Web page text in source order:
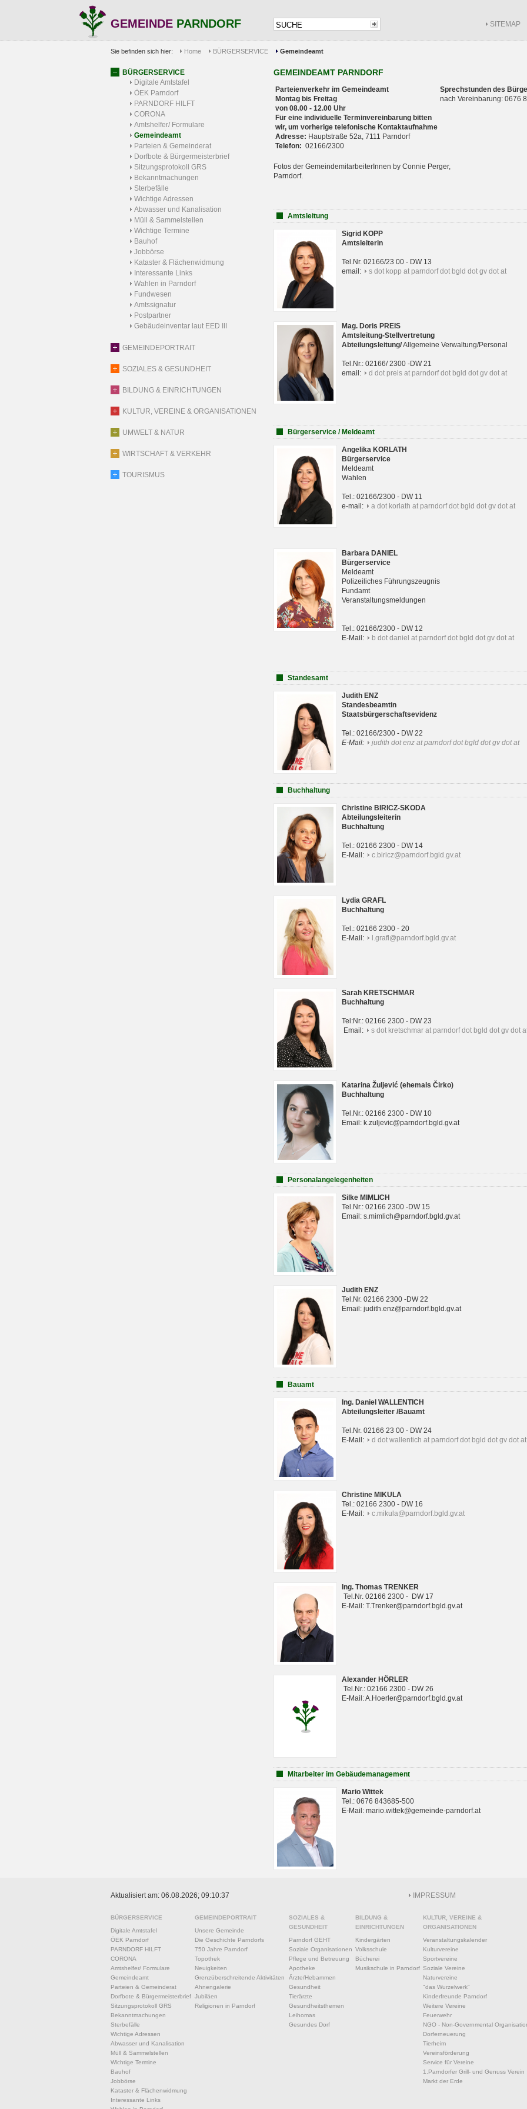
GEMEINDE PARNDORF SITEMAP
Sie befinden sich hier: Home BÜRGERSERVICE Gemeindeamt
BÜRGERSERVICE
Digitale Amtstafel
ÖEK Parndorf
PARNDORF HILFT
CORONA
Amtshelfer/ Formulare
Gemeindeamt
Parteien & Gemeinderat
Dorfbote & Bürgermeisterbrief
Sitzungsprotokoll GRS
Bekanntmachungen
Sterbefälle
Wichtige Adressen
Abwasser und Kanalisation
Müll & Sammelstellen
Wichtige Termine
Bauhof
Jobbörse
Kataster & Flächenwidmung
Interessante Links
Wahlen in Parndorf
Fundwesen
Amtssignatur
Postpartner
Gebäudeinventar laut EED III
GEMEINDEPORTRAIT
SOZIALES & GESUNDHEIT
BILDUNG & EINRICHTUNGEN
KULTUR, VEREINE & ORGANISATIONEN
UMWELT & NATUR
WIRTSCHAFT & VERKEHR
TOURISMUS
GEMEINDEAMT PARNDORF
Parteienverkehr im Gemeindeamt
Montag bis Freitag
von 08.00 - 12.00 Uhr
Für eine individuelle Terminvereinbarung bitten
wir, um vorherige telefonische Kontaktaufnahme
Adresse: Hauptstraße 52a, 7111 Parndorf
Telefon: 02166/2300
Sprechstunden des
nach Vereinbarung: 0676
Fotos der GemeindemitarbeiterInnen by Connie Perger,
Parndorf.
Amtsleitung
Sigrid KOPP
Amtsleiterin
Tel.Nr. 02166/23 00 - DW 13
email:
s dot kopp at parndorf dot bgld dot gv dot at
Mag. Doris PREIS
Amtsleitung-Stellvertretung
Abteilungsleitung/Allgemeine Verwaltung/Personal
Tel.Nr.: 02166/ 2300 -DW 21
email:
d dot preis at parndorf dot bgld dot gv dot at
Bürgerservice / Meldeamt
Angelika KORLATH
Bürgerservice
Meldeamt
Wahlen
Tel.: 02166/2300 - DW 11
e-mail:
a dot korlath at parndorf dot bgld dot gv dot at
Barbara DANIEL
Bürgerservice
Meldeamt
Polizeiliches Führungszeugnis
Fundamt
Veranstaltungsmeldungen
Tel.: 02166/2300 - DW 12
E-Mail:
b dot daniel at parndorf dot bgld dot gv dot at
Standesamt
Judith ENZ
Standesbeamtin
Staatsbürgerschaftsevidenz
Tel.: 02166/2300 - DW 22
E-Mail:
judith dot enz at parndorf dot bgld dot gv dot at
Buchhaltung
Christine BIRICZ-SKODA
Abteilungsleiterin
Buchhaltung
Tel.: 02166 2300 - DW 14
E-Mail:
c.biricz@parndorf.bgld.gv.at
Lydia GRAFL
Buchhaltung
Tel.: 02166 2300 - 20
E-Mail:
l.grafl@parndorf.bgld.gv.at
Sarah KRETSCHMAR
Buchhaltung
Tel:Nr.: 02166 2300 - DW 23
Email:
s dot kretschmar at parndorf dot bgld dot gv dot
Katarina Žuljević (ehemals Čirko)
Buchhaltung
Tel.Nr.: 02166 2300 - DW 10
Email: k.zuljevic@parndorf.bgld.gv.at
Personalangelegenheiten
Silke MIMLICH
Tel.Nr.: 02166 2300 -DW 15
Email: s.mimlich@parndorf.bgld.gv.at
Judith ENZ
Tel.Nr. 02166 2300 -DW 22
Email: judith.enz@parndorf.bgld.gv.at
Bauamt
Ing. Daniel WALLENTICH
Abteilungsleiter /Bauamt
Tel.Nr. 02166 23 00 - DW 24
E-Mail:
d dot wallentich at parndorf dot bgld dot gv dot at
Christine MIKULA
Tel.: 02166 2300 - DW 16
E-Mail:
c.mikula@parndorf.bgld.gv.at
Ing. Thomas TRENKER
Tel.Nr. 02166 2300 - DW 17
E-Mail: T.Trenker@parndorf.bgld.gv.at
Alexander HÖRLER
Tel.Nr.: 02166 2300 - DW 26
E-Mail: A.Hoerler@parndorf.bgld.gv.at
Mitarbeiter im Gebäudemanagement
Mario Wittek
Tel.: 0676 843685-500
E-Mail: mario.wittek@gemeinde-parndorf.at
Aktualisiert am: 06.08.2026; 09:10:37 IMPRESSUM
BÜRGERSERVICE
Digitale Amtstafel
ÖEK Parndorf
PARNDORF HILFT
CORONA
Amtshelfer/ Formulare
Gemeindeamt
Parteien & Gemeinderat
Dorfbote & Bürgermeisterbrief
Sitzungsprotokoll GRS
Bekanntmachungen
Sterbefälle
Wichtige Adressen
Abwasser und Kanalisation
Müll & Sammelstellen
Wichtige Termine
Bauhof
Jobbörse
Kataster & Flächenwidmung
Interessante Links
GEMEINDEPORTRAIT
Unsere Gemeinde
Die Geschichte Parndorfs
750 Jahre Parndorf
Topothek
Neuigkeiten
Grenzüberschreitende Aktivitäten
Ahnengalerie
Jubiläen
Religionen in Parndorf
SOZIALES &
GESUNDHEIT
Parndorf GEHT
Soziale Organisationen
Pflege und Betreuung
Apotheke
Ärzte/Hebammen
Gesundheit
Tierärzte
Gesundheitsthemen
Leihomas
Gesundes Dorf
BILDUNG &
EINRICHTUNGEN
Kindergärten
Volksschule
Bücherei
Musikschule in Parndorf
KULTUR, VEREINE &
ORGANISATIONEN
Veranstaltungskalender
Kulturvereine
Sportvereine
Soziale Vereine
Naturvereine
"das Wurzelwerk"
Kinderfreunde Parndorf
Weitere Vereine
Feuerwehr
NGO - Non-Governmental
Dorferneuerung
Tierheim
Vereinsförderung
Service für Vereine
1.Parndorfer Grill- und Genuss Verein
Markt der Erde